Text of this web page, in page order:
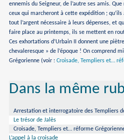
ennemis du Seigneur, de l’autre ses amis.
ceux qui marcheront à cette expédition ;
tout l’argent nécessaire à leurs dépenses, et
faire place au printemps, ils se mettent en
Ces exhortations d’Urbain II donnent une
chevaleresque » de l’époque ! On comprend
Grégorienne (voir :Croisade, Templiers et…
Dans la même
Arrestation et interrogatoire des Templiers
Le trésor de Jalès
Croisade, Templiers et… réforme
L’appel à la croisade